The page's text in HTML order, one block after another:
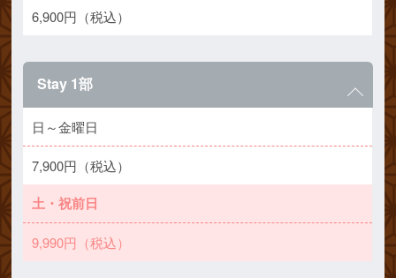
6,900円（税込）
Stay 1部
日～金曜日
7,900円（税込）
土・祝前日
9,990円（税込）